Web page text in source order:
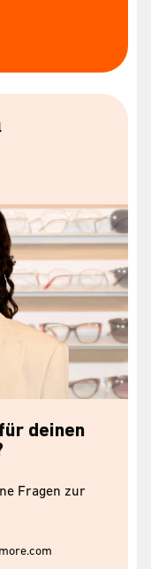
deinen
Fragen zur